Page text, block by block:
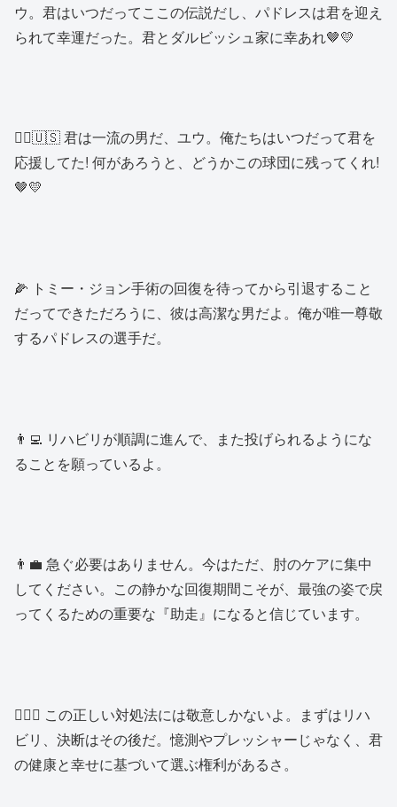
ウ。君はいつだってここの伝説だし、パドレスは君を迎え
られて幸運だった。君とダルビッシュ家に幸あれ🤎💛
👱‍♂️🇺🇸 君は一流の男だ、ユウ。俺たちはいつだって君を
応援してた! 何があろうと、どうかこの球団に残ってくれ!
🤎💛
🌽 トミー・ジョン手術の回復を待ってから引退すること
だってできただろうに、彼は高潔な男だよ。俺が唯一尊敬
するパドレスの選手だ。
👨‍💻 リハビリが順調に進んで、また投げられるようにな
ることを願っているよ。
👨‍💼 急ぐ必要はありません。今はただ、肘のケアに集中
してください。この静かな回復期間こそが、最強の姿で戻
ってくるための重要な『助走』になると信じています。
🙍🏾‍♂️ この正しい対処法には敬意しかないよ。まずはリハ
ビリ、決断はその後だ。憶測やプレッシャーじゃなく、君
の健康と幸せに基づいて選ぶ権利があるさ。